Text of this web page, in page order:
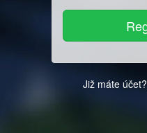
Již máte účet?